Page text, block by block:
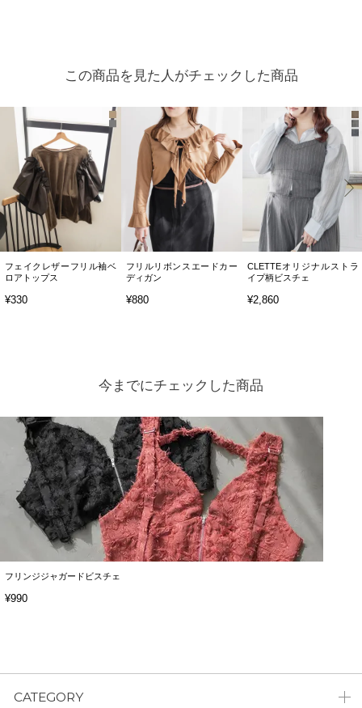
この商品を見た人がチェックした商品
フェイクレザーフリル袖ベ
ロアトップス
¥330
フリルリボンスエードカー
ディガン
¥880
CLETTEオリジナルストラ
イプ柄ビスチェ
¥2,860
今までにチェックした商品
フリンジジャガードビスチェ
¥990
CATEGORY